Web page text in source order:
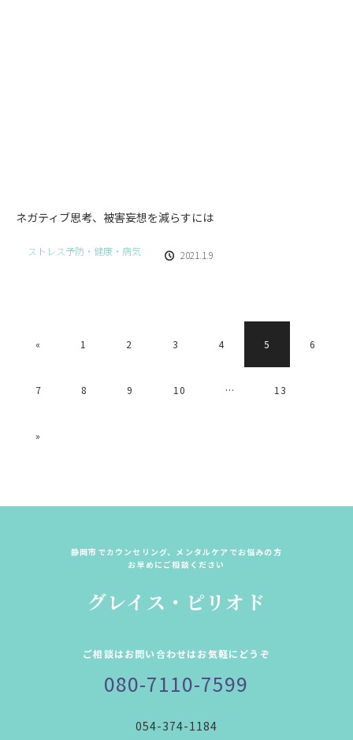
ネガティブ思考、被害妄想を減らすには
ストレス予防・健康・病気 2021.1.9
« 1 2 3 4 5 6
7 8 9 10 … 13
»
静岡市でカウンセリング、メンタルケアでお悩みの方
お早めにご相談ください
グレイス・ピリオド
ご相談はお問い合わせはお気軽にどうぞ
080-7110-7599
054-374-1184